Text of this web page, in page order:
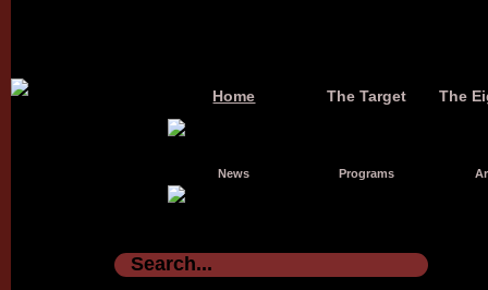
Home The Target The
News Programs